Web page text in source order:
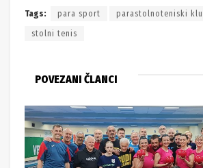
Tags: para sport parastolnoteniski
stolni tenis
POVEZANI ČLANCI